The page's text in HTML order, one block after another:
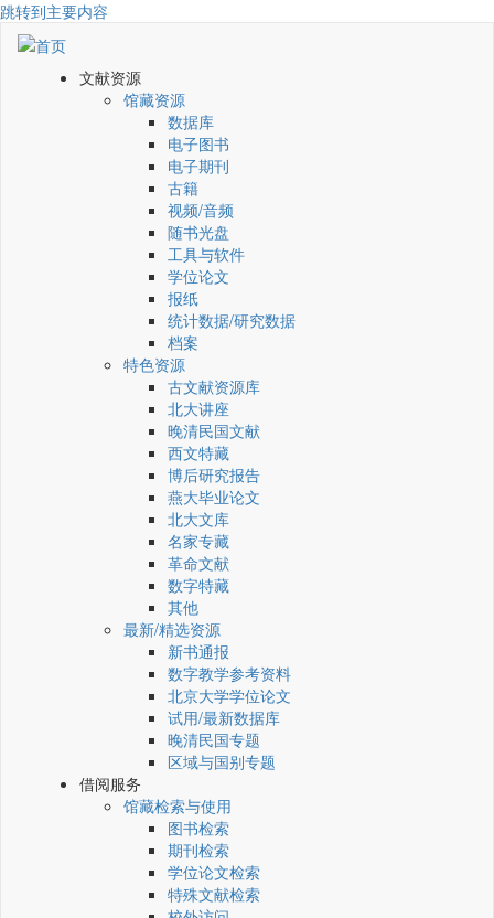
跳转到主要内容
文献资源
馆藏资源
数据库
电子图书
电子期刊
古籍
视频/音频
随书光盘
工具与软件
学位论文
报纸
统计数据/研究数据
档案
特色资源
古文献资源库
北大讲座
晚清民国文献
西文特藏
博后研究报告
燕大毕业论文
北大文库
名家专藏
革命文献
数字特藏
其他
最新/精选资源
新书通报
数字教学参考资料
北京大学学位论文
试用/最新数据库
晚清民国专题
区域与国别专题
借阅服务
馆藏检索与使用
图书检索
期刊检索
学位论文检索
特殊文献检索